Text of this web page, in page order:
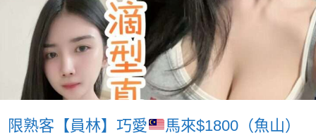
限熟客【員林】巧愛 馬來$1800（魚山）